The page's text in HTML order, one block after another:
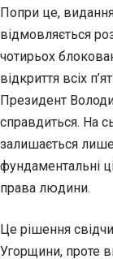
Попри це,
відмовляється
чотирьох
відкриття всіх
Президент
справдиться. На
залишається
фундаментальні
права людини.
Це рішення
Угорщини, проте